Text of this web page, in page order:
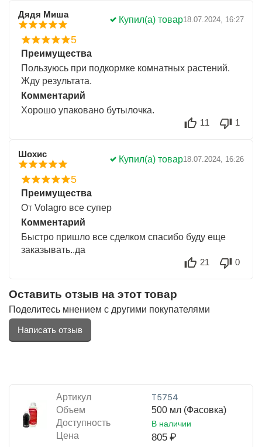
Дядя Миша Купил(а) товар18.07.2024, 16:27
5
Преимущества
Пользуюсь при подкормке комнатных растений.
Жду результата.
Комментарий
Хорошо упаковано бутылочка.
11
1
Шохис Купил(а) товар18.07.2024, 16:26
5
Преимущества
От Volagro все супер
Комментарий
Быстро пришло все сделком спасибо буду еще
заказывать..да
21
0
Оставить отзыв на этот товар
Поделитесь мнением с другими покупателями
Написать отзыв
Артикул Т5754
Объем
500 мл (Фасовка)
Доступность
В наличии
Цена 805 ₽